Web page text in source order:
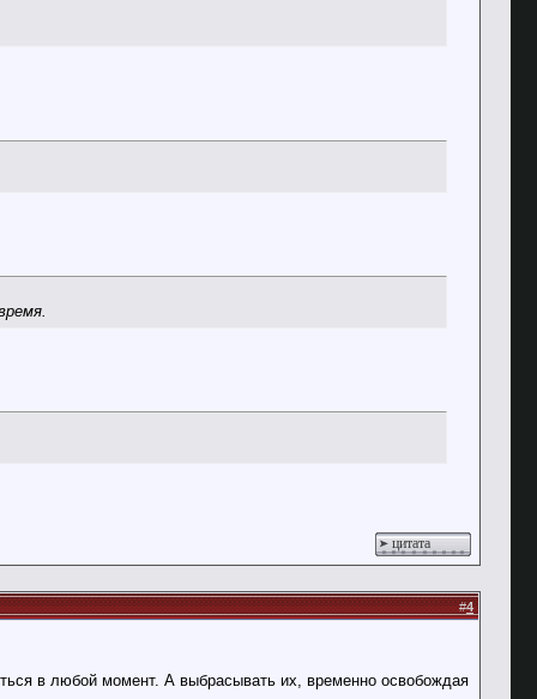
цитата
#4
в любой момент. А выбрасывать их, временно освобождая